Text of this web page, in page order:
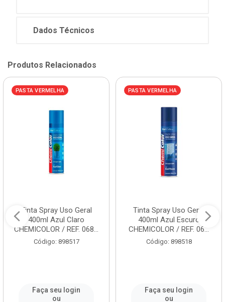
Dados Técnicos
Produtos Relacionados
PASTA VERMELHA
Tinta Spray Uso Geral
400ml Azul Claro
CHEMICOLOR / REF. 068...
Código: 898517
Faça seu login
ou
PASTA VERMELHA
Tinta Spray Uso Geral
400ml Azul Escuro
CHEMICOLOR / REF. 06...
Código: 898518
Faça seu login
ou